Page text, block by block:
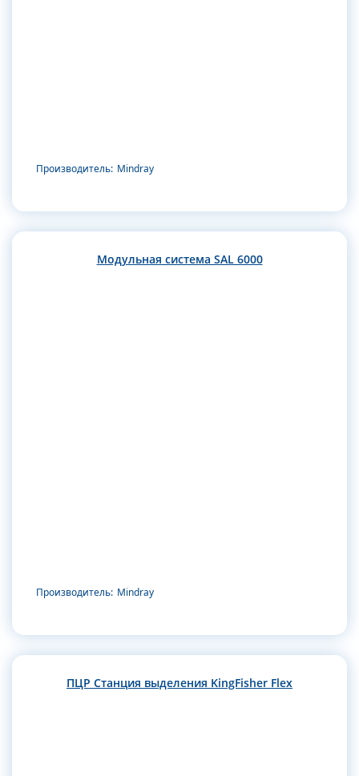
Производитель: Mindray
Модульная система SAL 6000
Производитель: Mindray
ПЦР Станция выделения KingFisher Flex